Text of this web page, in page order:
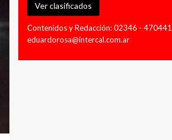
Ver clasificados
Contenidos y Redacción: 02346 - 470441
eduardorosa@intercal.com.ar